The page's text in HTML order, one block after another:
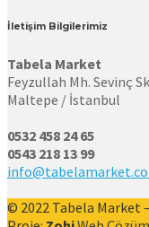
İletişim Bilgilerimiz
Tabela Market
Feyzullah Mh. Sevinç
Maltepe / İstanbul
0532 458 24 65
0543 218 13 99
© 2022 Tabela Market